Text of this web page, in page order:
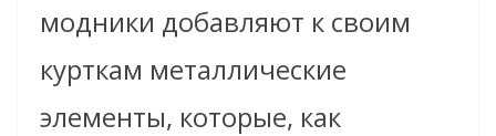
модники добавляют к своим
курткам металлические
элементы, которые, как